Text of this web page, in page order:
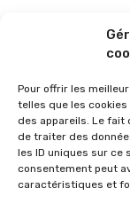
Pour offrir les
telles que les
des appareils. Le fait
de traiter des
les ID uniques sur ce
consentement peut
caractéristiques et